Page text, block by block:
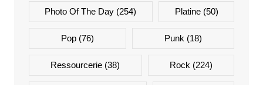
Photo Of The Day (254) Platine(50)
Pop(76) Punk (18)
Ressourcerie (38) Rock (224)